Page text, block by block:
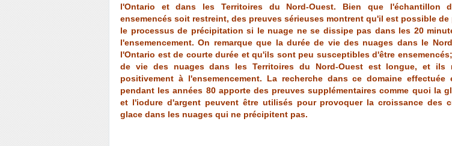
l'Ontario et dans les Territoires du Nord-Ouest. Bien que l'échantillon
ensemencés soit restreint, des preuves sérieuses montrent qu'il est possible de
le processus de précipitation si le nuage ne se dissipe pas dans les 20
l'ensemencement. On remarque que la durée de vie des nuages dans le
l'Ontario est de courte durée et qu'ils sont peu susceptibles d'être
de vie des nuages dans les Territoires du Nord-Ouest est longue, et ils
positivement à l'ensemencement. La recherche dans ce domaine effectuée
pendant les années 80 apporte des preuves supplémentaires comme quoi la
et l'iodure d'argent peuvent être utilisés pour provoquer la croissance des
glace dans les nuages qui ne précipitent pas.